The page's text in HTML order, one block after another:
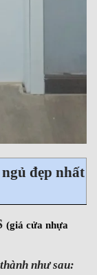
đẹp nhất
(giá cửa nhựa
như sau: